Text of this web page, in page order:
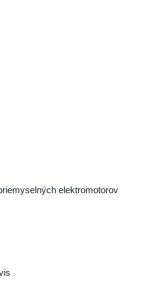
elektromotorov